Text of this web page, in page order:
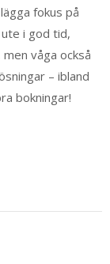
fokus på
i god tid,
våga också
– ibland
bokningar!